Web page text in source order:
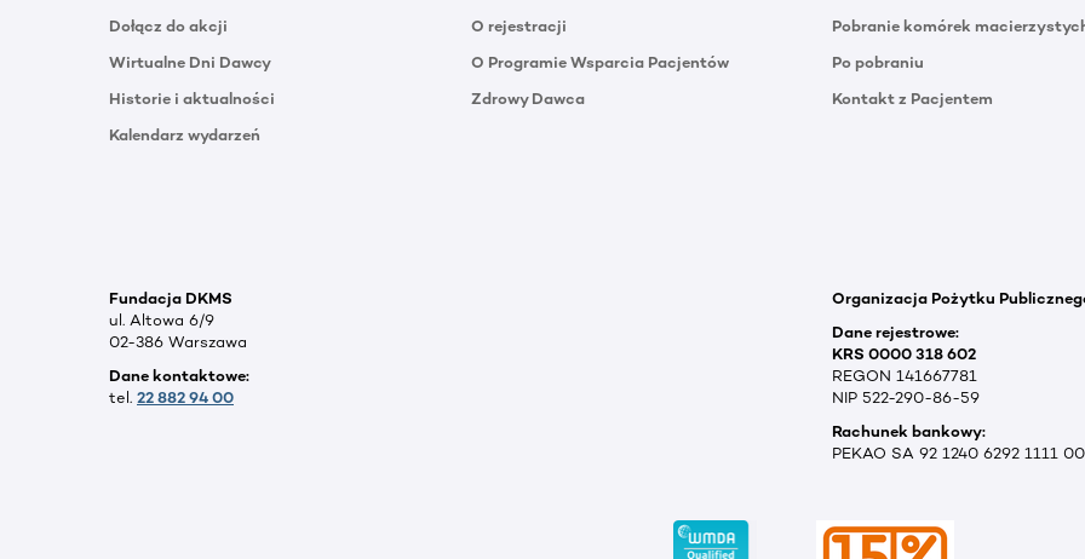
Dołącz do akcji
Wirtualne Dni Dawcy
Historie i aktualności
Kalendarz wydarzeń
O rejestracji
O Programie Wsparcia Pacjentów
Zdrowy Dawca
Pobranie komórek
Po pobraniu
Kontakt z Pacjentem
Fundacja DKMS
ul. Altowa 6/9
02-386 Warszawa
Dane kontaktowe:
tel. 22 882 94 00
Organizacja Pożytku
Dane rejestrowe:
KRS 0000 318 602
REGON 141667781
NIP 522-290-86-59
Rachunek bankowy:
PEKAO SA 92 1240 6292 1111